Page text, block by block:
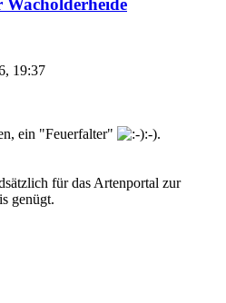
Wacholderheide
19:37
ein "Feuerfalter"
:-).
für das Artenportal zur
genügt.